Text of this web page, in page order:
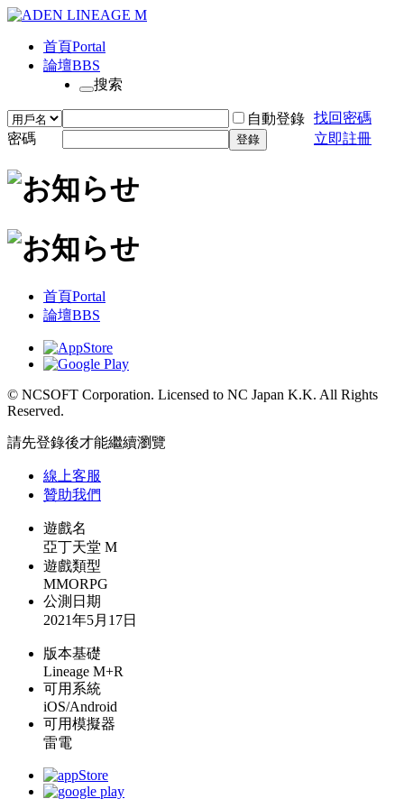
首頁Portal
論壇BBS
搜索
自動登錄 找回密碼
密碼
登錄 立即註冊
首頁Portal
論壇BBS
© NCSOFT Corporation. Licensed to NC Japan K.K. All Rights
Reserved.
請先登錄後才能繼續瀏覽
線上客服
贊助我們
遊戲名
亞丁天堂 M
遊戲類型
MMORPG
公測日期
2021年5月17日
版本基礎
Lineage M+R
可用系統
iOS/Android
可用模擬器
雷電